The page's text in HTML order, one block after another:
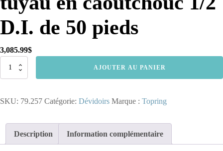
D.I. de 50 pieds
3,085.99$
quantité
Dévidoir
AJOUTER AU PANIER
SKU: 79.257 Catégorie: Dévidoirs Marque : Topring
Description Information complémentaire